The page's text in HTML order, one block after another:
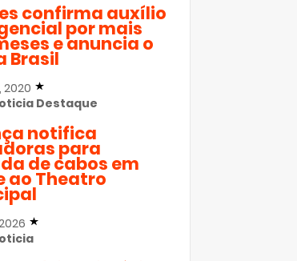
confirma auxílio
por mais
e anuncia o
Brasil
2020
Destaque
notifica
para
de cabos em
ao Theatro